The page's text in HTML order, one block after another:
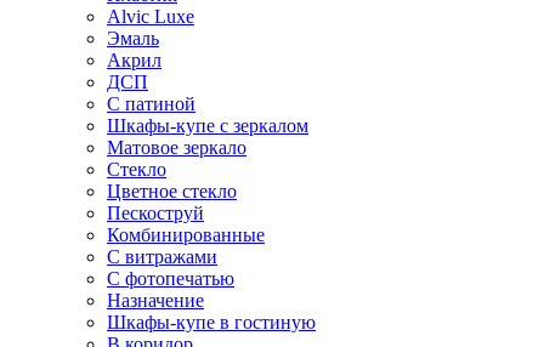
Alvic Luxe
Эмаль
Акрил
ДСП
С патиной
Шкафы-купе с зеркалом
Матовое зеркало
Стекло
Цветное стекло
Пескоструй
Комбинированные
С витражами
С фотопечатью
Назначение
Шкафы-купе в гостиную